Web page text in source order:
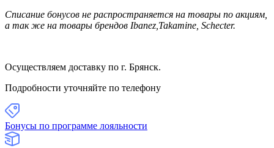
Списание бонусов не распространяется на товары по акциям,
а так же на товары брендов Ibanez,Takamine, Schecter.
Осуществляем доставку по г. Брянск.
Подробности уточняйте по телефону
Бонусы по программе лояльности